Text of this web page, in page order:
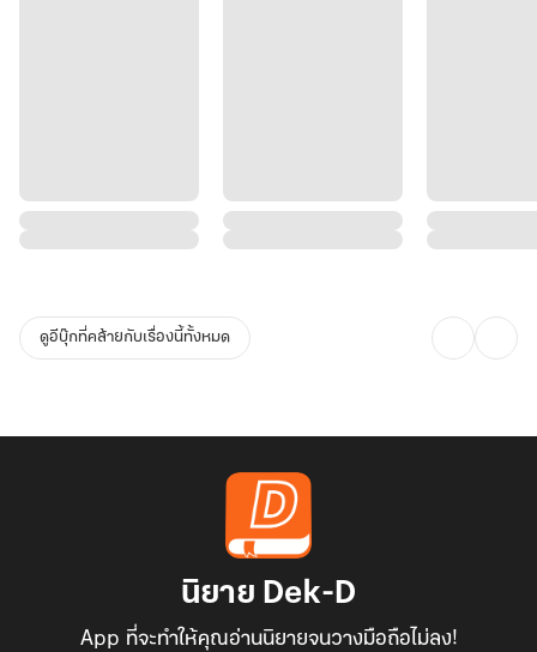
ดูอีบุ๊กที่คล้ายกับเรื่องนี้ทั้งหมด
นิยาย Dek-D
App ที่จะทำให้คุณอ่านนิยายจนวางมือถือไม่ลง!